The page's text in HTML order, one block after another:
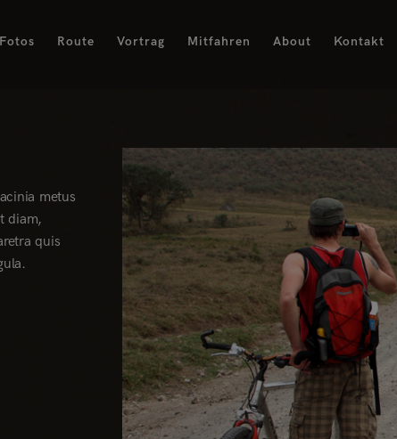
Route Vortrag Mitfahren About Kontakt
metus
diam,
quis